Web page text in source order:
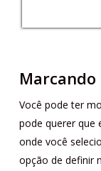
Você pode ter
pode querer que
onde você
opção de definir